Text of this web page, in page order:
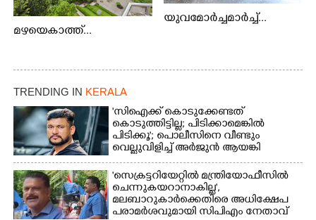
മഴയെകാത്ത്...
യുവമോർച്ചമാർച്ച്...
TRENDING IN KERALA
'സിഐക്ക് കൊടുക്കേണ്ടത്
കൊടുത്തിട്ടില്ല; പിടിക്കാമെങ്കിൽ
പിടിക്കൂ'; പൊലീസിനെ വീണ്ടും
വെല്ലുവിളിച്ച് അർജുൻ ആയങ്കി
'സെക്രട്ടറിയേറ്റിൽ മന്ത്രിയോഫീസിൽ
ചെന്നുകയറാനാകില്ല',
മലബാറുകാർക്കെതിരെ അധിക്ഷേപ
പരാമർശവുമായി സിപിഎം നേതാവ്‌